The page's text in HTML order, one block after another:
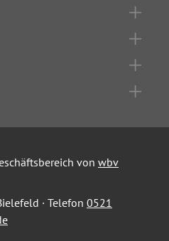
von wbv
· Telefon 0521